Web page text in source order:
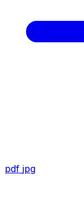
pdf jpg